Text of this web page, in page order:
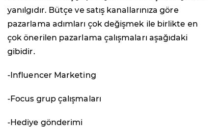
yanılgıdır. Bütçe ve satış kanallarınıza göre
pazarlama adımları çok değişmek ile birlikte en
çok önerilen pazarlama çalışmaları aşağıdaki
gibidir.
-Influencer Marketing
-Focus grup çalışmaları
-Hediye gönderimi